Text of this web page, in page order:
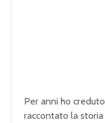
Per anni ho
raccontato la